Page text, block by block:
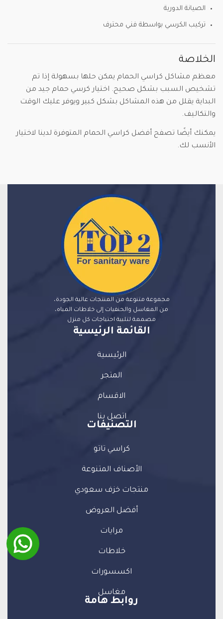
الصيانة الدورية
تركيب الكرسي بواسطة فني محترف
الخلاصة
معظم مشاكل كراسي الحمام يمكن حلها بسهولة إذا تم
تشخيص السبب بشكل صحيح. اختيار كرسي حمام جيد من
البداية يقلل من هذه المشاكل بشكل كبير ويوفر عليك الوقت
والتكاليف.
يمكنك أيضًا تصفح أفضل كراسي الحمام المتوفرة لدينا لاختيار
الأنسب لك.
مجموعة متنوعة من المنتجات عالية الجودة،
من المغاسل والحنفيات إلى خلاطات المياه،
مصممة لتلبية احتياجات كل منزل
القائمة الرئيسية
الرئيسية
المتجر
الاقسام
اتصل بنا
التصنيفات
كراسي تاتو
الأصناف المتنوعة
منتجات خزف سعودي
أفضل العروض
مرايات
خلاطات
اكسسورات
مغاسل
روابط هامة